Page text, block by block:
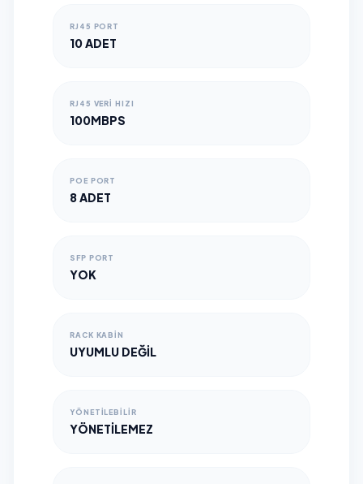
RJ45 PORT
10 ADET
RJ45 VERI HIZI
100MBPS
POE PORT
8 ADET
SFP PORT
YOK
RACK KABIN
UYUMLU DEĞIL
YÖNETILEBILIR
YÖNETILEMEZ